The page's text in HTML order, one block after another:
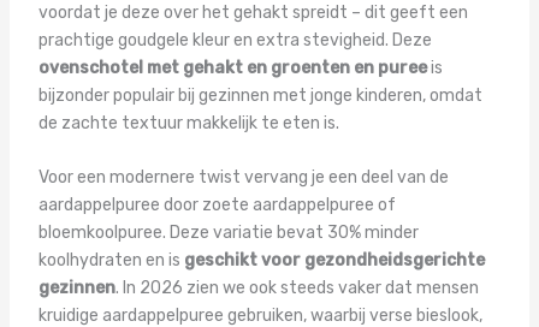
voordat je deze over het gehakt spreidt – dit geeft een
prachtige goudgele kleur en extra stevigheid. Deze
ovenschotel met gehakt en groenten en pureeis
bijzonder populair bij gezinnen met jonge kinderen, omdat
de zachte textuur makkelijk te eten is.
Voor een modernere twist vervang je een deel van de
aardappelpuree door zoete aardappelpuree of
bloemkoolpuree. Deze variatie bevat 30% minder
koolhydraten en is geschikt voor gezondheidsgerichte
gezinnen. In 2026 zien we ook steeds vaker dat mensen
kruidige aardappelpuree gebruiken, waarbij verse bieslook,